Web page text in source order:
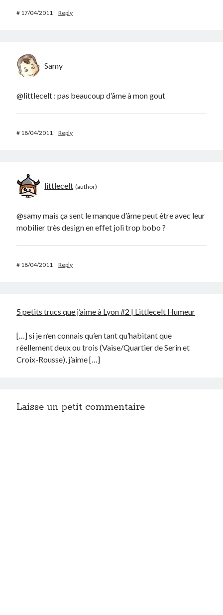
# 17/04/2011 Reply
Samy
@littlecelt : pas beaucoup d’âme à mon gout
# 18/04/2011 Reply
littlecelt
@samy mais ça sent le manque d’âme peut être avec leur
mobilier très design en effet joli trop bobo ?
# 18/04/2011 Reply
5 petits trucs que j’aime à Lyon #2 | Littlecelt Humeur
[…] si je n’en connais qu’en tant qu’habitant que
réellement deux ou trois (Vaise/Quartier de Serin et
Croix-Rousse), j’aime […]
Laisse un petit commentaire